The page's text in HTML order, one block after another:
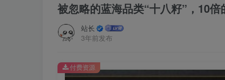
被忽略的蓝海品类“十八籽”，10
站长
3年前发布
付费资源